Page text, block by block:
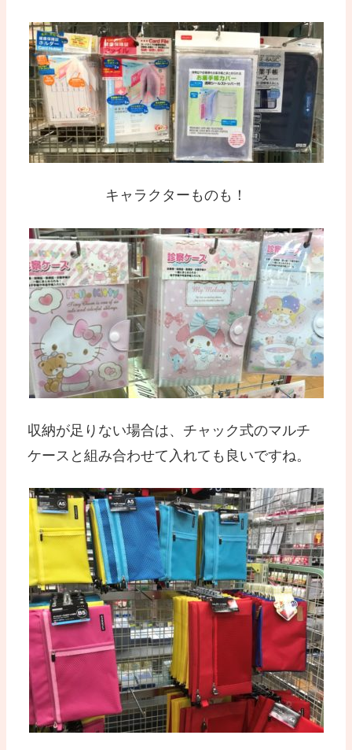
キャラクターものも！
収納が足りない場合は、チャック式のマルチ
ケースと組み合わせて入れても良いですね。